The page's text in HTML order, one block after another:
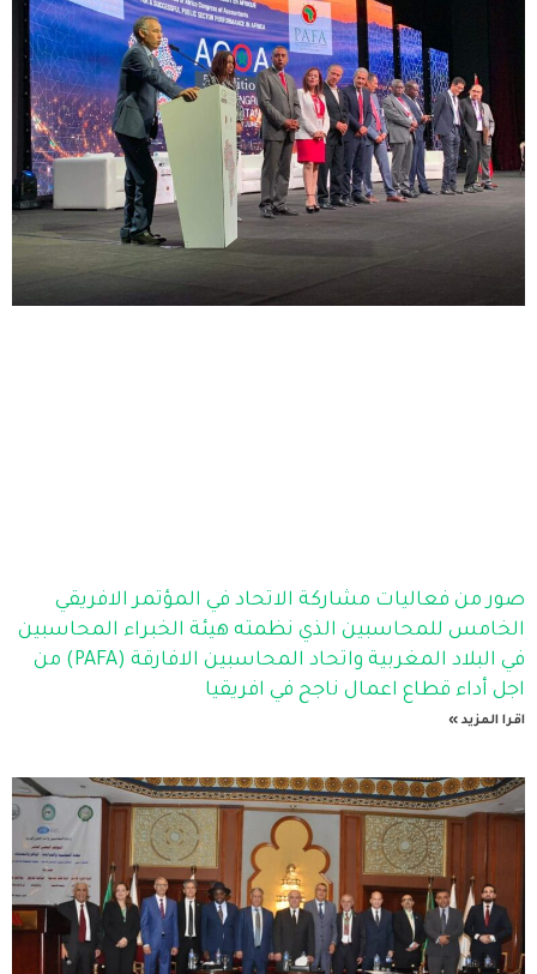
صور من فعاليات مشاركة الاتحاد في المؤتمر الافريقي
الخامس للمحاسبين الذي نظمته هيئة الخبراء المحاسبين
في البلاد المغربية واتحاد المحاسبين الافارقة (PAFA) من
اجل أداء قطاع اعمال ناجح في افريقيا
اقرا المزيد »